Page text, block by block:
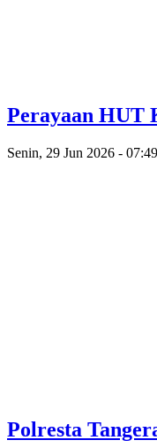
Perayaan HUT
Senin, 29 Jun 2026 -
Polresta